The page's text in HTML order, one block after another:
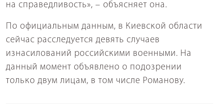
на справедливость», – объясняет она.
По официальным данным, в Киевской области
сейчас расследуется девять случаев
изнасилований российскими военными. На
данный момент объявлено о подозрении
только двум лицам, в том числе Романову.